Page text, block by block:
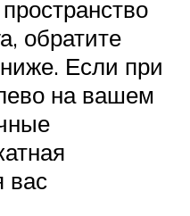
обратите
Если при
на вашем
вас